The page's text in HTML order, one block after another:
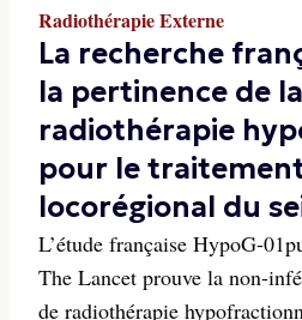
Radiothérapie Externe
La recherche
la pertinence de la
radiothérapie
pour le
locorégional du
L’étude française HypoG-
The Lancet prouve la non-
de radiothérapie